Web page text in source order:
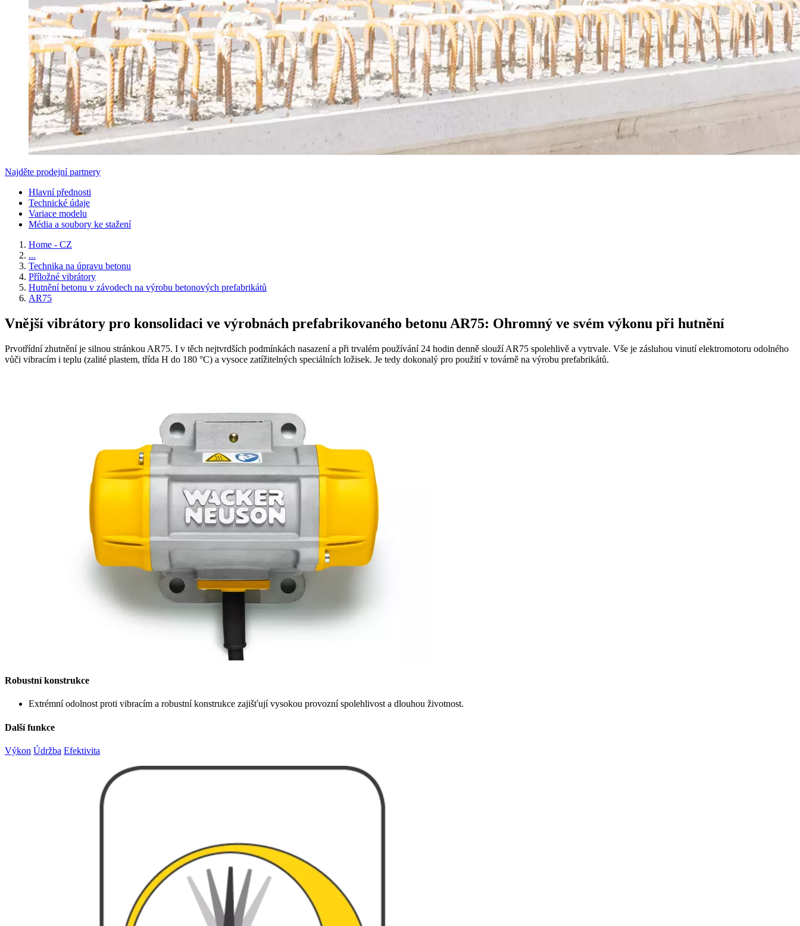
Najděte prodejní partnery
Hlavní přednosti
Technické údaje
Variace modelu
Média a soubory ke stažení
Home - CZ
...
Technika na úpravu betonu
Příložné vibrátory
Hutnění betonu v závodech na výrobu betonových prefabrikátů
AR75
Vnější vibrátory pro konsolidaci ve výrobnách prefabrikovaného betonu AR75: Ohromný ve svém výkonu při hutnění
Prvotřídní zhutnění je silnou stránkou AR75. I v těch nejtvrdších podmínkách nasazení a při trvalém používání 24 hodin denně slouží AR75 spolehlivě a vytrvale. Vše je zásluhou vinutí elektromotoru odolného
vůči vibracím i teplu (zalité plastem, třída H do 180 °C) a vysoce zatížitelných speciálních ložisek. Je tedy dokonalý pro použití v továrně na výrobu prefabrikátů.
Robustní konstrukce
Extrémní odolnost proti vibracím a robustní konstrukce zajišťují vysokou provozní spolehlivost a dlouhou životnost.
Další funkce
Výkon Údržba Efektivita